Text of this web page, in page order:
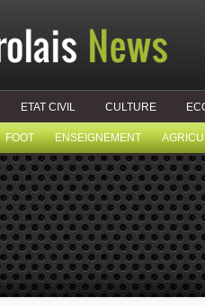
ETAT CIVIL CULTURE
FOOT ENSEIGNEMENT